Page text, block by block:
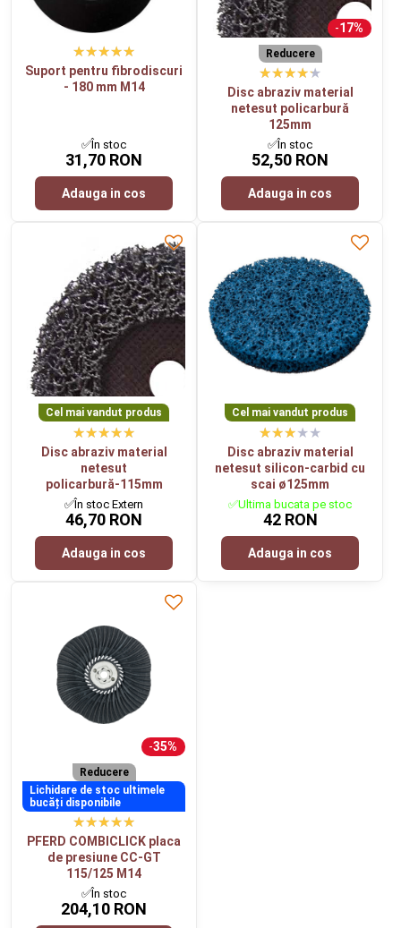
Suport pentru fibrodiscuri
- 180 mm M14
✅În stoc
31,70 RON
Adauga in cos
17%
Reducere
Disc abraziv material
netesut policarbură
125mm
✅În stoc
52,50 RON
Adauga in cos
Cel mai vandut produs
Disc abraziv material
netesut
policarbură-115mm
✅În stoc Extern
46,70 RON
Adauga in cos
Cel mai vandut produs
Disc abraziv material
netesut silicon-carbid cu
scai ø125mm
✅Ultima bucata pe stoc
42 RON
Adauga in cos
35%
Reducere
Lichidare de stoc ultimele
bucăți disponibile
PFERD COMBICLICK placa
de presiune CC-GT
115/125 M14
✅În stoc
204,10 RON